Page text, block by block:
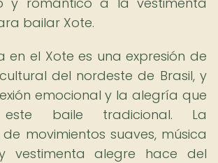
bailar Xote.
en el Xote es una expresión de
del nordeste de Brasil, y
emocional y la alegría que
este baile tradicional. La
movimientos suaves, música
vestimenta alegre hace del